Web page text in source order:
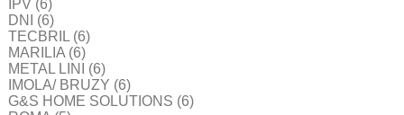
IPV (6)
DNI (6)
TECBRIL (6)
MARILIA (6)
METAL LINI
(6)
IMOLA/ BRUZY (6)
G&S HOME SOLUTIONS (6)